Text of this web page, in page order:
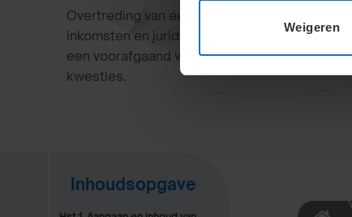
Weigeren
Overtreding van een concurrentiebeding kan
inkomsten en juridische risico’s. Rechters
een voorafgaand verzoek om aanpassing
kwesties.
Inhoudsopgave